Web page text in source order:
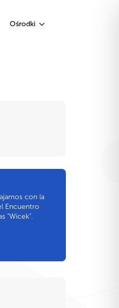
Ośrodki
con la
Encuentro
"Wicek".